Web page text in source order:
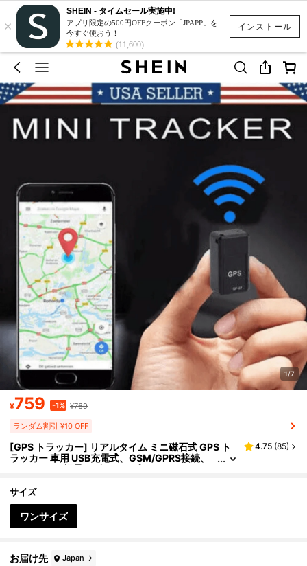
インストール
×
SHEIN - タイムセール実施中!
アプリ限定の500円OFFクーポン「JPAPP」を
今すぐ使おう！
(11,600)
1/7
¥759 -1% ¥769
ランダム割引 ¥10 OFF
[GPS トラッカー] リアルタイム ミニ磁石式 GPS ト
ラッカー 車用 USB充電式、GSM/GPRS接続、
コンパクト&軽量デザイン、ブラック アメリカ
4.75 (85)
サイズ
ワンサイズ
お届け先 Japan